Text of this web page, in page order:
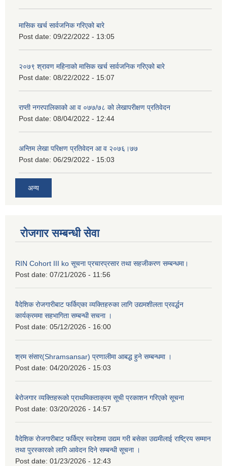
मासिक खर्च सार्वजनिक गरिएको बारे
Post date: 09/22/2022 - 13:05
२०७९ श्रावण महिनाको मासिक खर्च सार्वजनिक गरिएको बारे
Post date: 08/22/2022 - 15:07
राप्ती नगरपालिकाको आ व ०७७/७८ को लेखापरीक्षण प्रतिवेदन
Post date: 08/04/2022 - 12:44
अन्तिम लेखा परिक्षण प्रतिवेदन आ व २०७६।७७
Post date: 06/29/2022 - 15:03
अन्य
रोजगार सम्बन्धी सेवा
RIN Cohort III ko सूचना प्रचारप्रसार तथा सहजीकरण सम्बन्धमा।
Post date: 07/21/2026 - 11:56
वैदेशिक रोजगारीबाट फर्किएका व्यक्तिहरुका लागि उद्यमशीलता प्रवर्द्धन
कार्यक्रममा सहभागिता सम्बन्धी सचना ।
Post date: 05/12/2026 - 16:00
श्रम संसार(Shramsansar) प्रणालीमा आबद्ध हुने सम्बन्धमा ।
Post date: 04/20/2026 - 15:03
बेरोजगार व्यक्तिहरूको प्राथमिकताक्रम सूची प्रकाशन गरिएको सूचना
Post date: 03/20/2026 - 14:57
वैदेशिक रोजगारीबाट फर्किएर स्वदेशमा उद्यम गरी बसेका उद्यमीलाई राष्ट्रिय सम्मान
तथा पुरस्कारको लागि आवेदन दिने सम्बन्धी सूचना ।
Post date: 01/23/2026 - 12:43